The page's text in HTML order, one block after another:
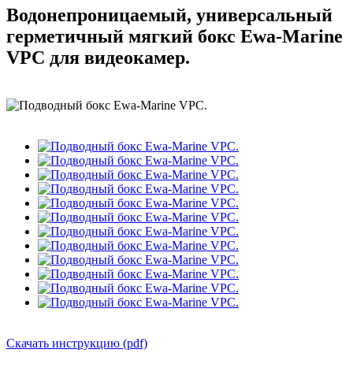
Водонепроницаемый, универсальный
герметичный мягкий бокс Ewa-Marine
VPC для видеокамер.
Скачать инструкцию (pdf)